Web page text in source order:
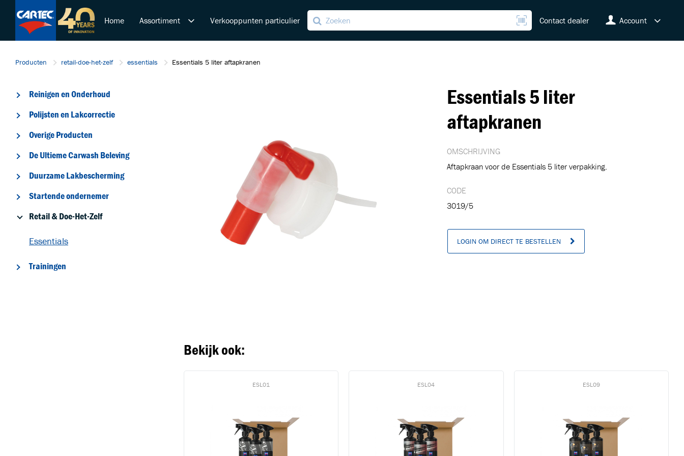
Home Assortiment
Polijsten en Lakcorrectie
Verkooppunten particulier Contact dealer Account
Producten retail-doe-het-zelf essentials Essentials 5 liter aftapkranen
Reinigen en Onderhoud
Polijsten en Lakcorrectie
Overige Producten
De Ultieme Carwash Beleving
Duurzame Lakbescherming
Startende ondernemer
Retail & Doe-Het-Zelf
Essentials
Trainingen
Essentials 5 liter
aftapkranen
OMSCHRIJVING
Aftapkraan voor de Essentials 5 liter verpakking.
CODE
3019/5
LOGIN OM DIRECT TE BESTELLEN
Bekijk ook:
ESL01 ESL04 ESL09